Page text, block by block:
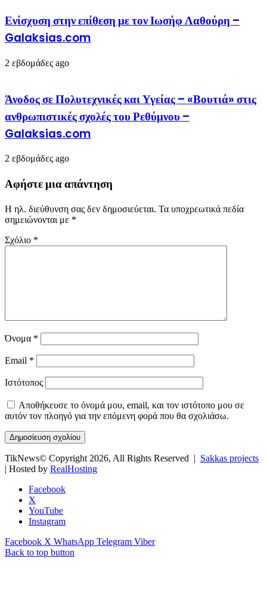
Ενίσχυση στην επίθεση με τον Ιωσήφ Λαθούρη –
Galaksias.com
2 εβδομάδες ago
Άνοδος σε Πολυτεχνικές και Υγείας – «Βουτιά» στις
ανθρωπιστικές σχολές του Ρεθύμνου –
Galaksias.com
2 εβδομάδες ago
Αφήστε μια απάντηση
Η ηλ. διεύθυνση σας δεν δημοσιεύεται. Τα υποχρεωτικά πεδία
σημειώνονται με *
Σχόλιο *
Όνομα *
Email *
Ιστότοπος
Αποθήκευσε το όνομά μου, email, και τον ιστότοπο μου σε
αυτόν τον πλοηγό για την επόμενη φορά που θα σχολιάσω.
TikNews© Copyright 2026, All Rights Reserved | Sakkas projects
| Hosted by RealHosting
Facebook
X
YouTube
Instagram
Facebook X WhatsApp Telegram Viber
Back to top button